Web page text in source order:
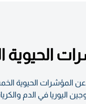
المؤشرات الحيوية
اليوريا في الدم